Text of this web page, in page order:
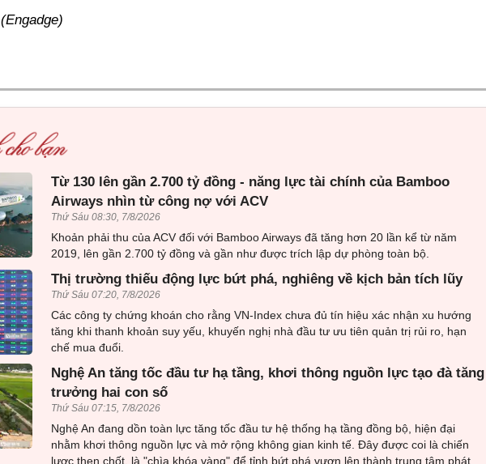
(Engadge)
Từ 130 lên gần 2.700 tỷ đồng - năng lực tài chính của Bamboo
Airways nhìn từ công nợ với ACV
Thứ Sáu 08:30, 7/8/2026
Khoản phải thu của ACV đối với Bamboo Airways đã tăng hơn 20 lần kể từ năm
2019, lên gần 2.700 tỷ đồng và gần như được trích lập dự phòng toàn bộ.
Thị trường thiếu động lực bứt phá, nghiêng về kịch bản tích lũy
Thứ Sáu 07:20, 7/8/2026
Các công ty chứng khoán cho rằng VN-Index chưa đủ tín hiệu xác nhận xu hướng
tăng khi thanh khoản suy yếu, khuyến nghị nhà đầu tư ưu tiên quản trị rủi ro, hạn
chế mua đuổi.
Nghệ An tăng tốc đầu tư hạ tầng, khơi thông nguồn lực tạo đà tăng
trưởng hai con số
Thứ Sáu 07:15, 7/8/2026
Nghệ An đang dồn toàn lực tăng tốc đầu tư hệ thống hạ tầng đồng bộ, hiện đại
nhằm khơi thông nguồn lực và mở rộng không gian kinh tế. Đây được coi là chiến
lược then chốt, là "chìa khóa vàng" để tỉnh bứt phá vươn lên thành trung tâm phát